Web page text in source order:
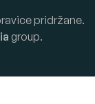
pridržane.
group.